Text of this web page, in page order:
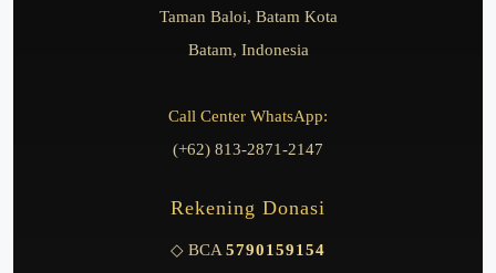
Taman Baloi, Batam Kota
Batam, Indonesia
Call Center WhatsApp:
(+62) 813-2871-2147
Rekening Donasi
◇ BCA 5790159154